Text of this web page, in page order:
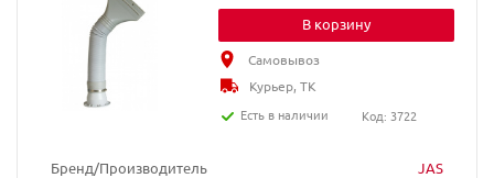
Бренд/Производитель JAS
В корзину
Самовывоз
Курьер, ТК
Есть в наличии
Код: 3722